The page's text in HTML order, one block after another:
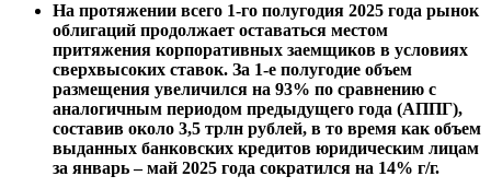
На протяжении всего 1-го полугодия 2025 года рынок
облигаций продолжает оставаться местом
притяжения корпоративных заемщиков в условиях
сверхвысоких ставок. За 1-е полугодие объем
размещения увеличился на 93% по сравнению с
аналогичным периодом предыдущего года (АППГ),
составив около 3,5 трлн рублей, в то время как объем
выданных банковских кредитов юридическим лицам
за январь – май 2025 года сократился на 14% г/г.